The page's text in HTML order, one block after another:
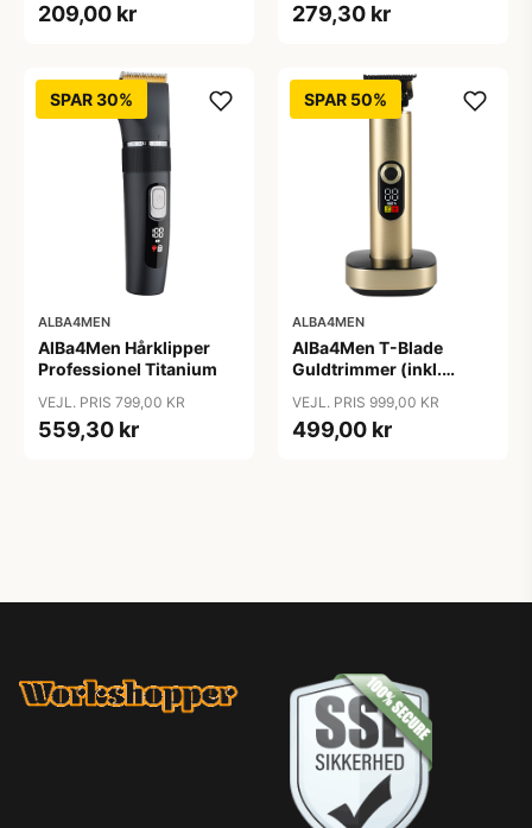
209,00 kr 279,30 kr
SPAR 30%
ALBA4MEN
AlBa4Men Hårklipper
Professionel Titanium
VEJL. PRIS 799,00 KR
559,30 kr
SPAR 50%
ALBA4MEN
AlBa4Men T-Blade
Guldtrimmer (inkl.
VEJL. PRIS 999,00 KR
499,00 kr